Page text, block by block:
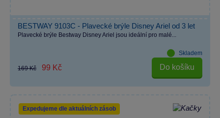
BESTWAY 9103C - Plavecké brýle Disney Ariel od 3 let
Plavecké brýle Bestway Disney Ariel jsou ideální pro malé...
Skladem
169 Kč 99 Kč Do košíku
Expedujeme dle aktuálních zásob